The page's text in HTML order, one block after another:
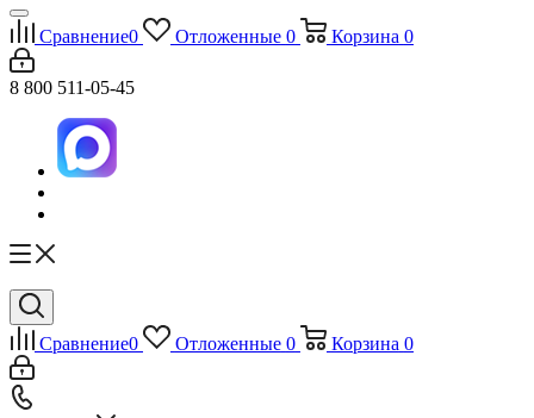
Сравнение0 Отложенные 0 Корзина 0
8 800 511-05-45
Сравнение0 Отложенные 0 Корзина 0